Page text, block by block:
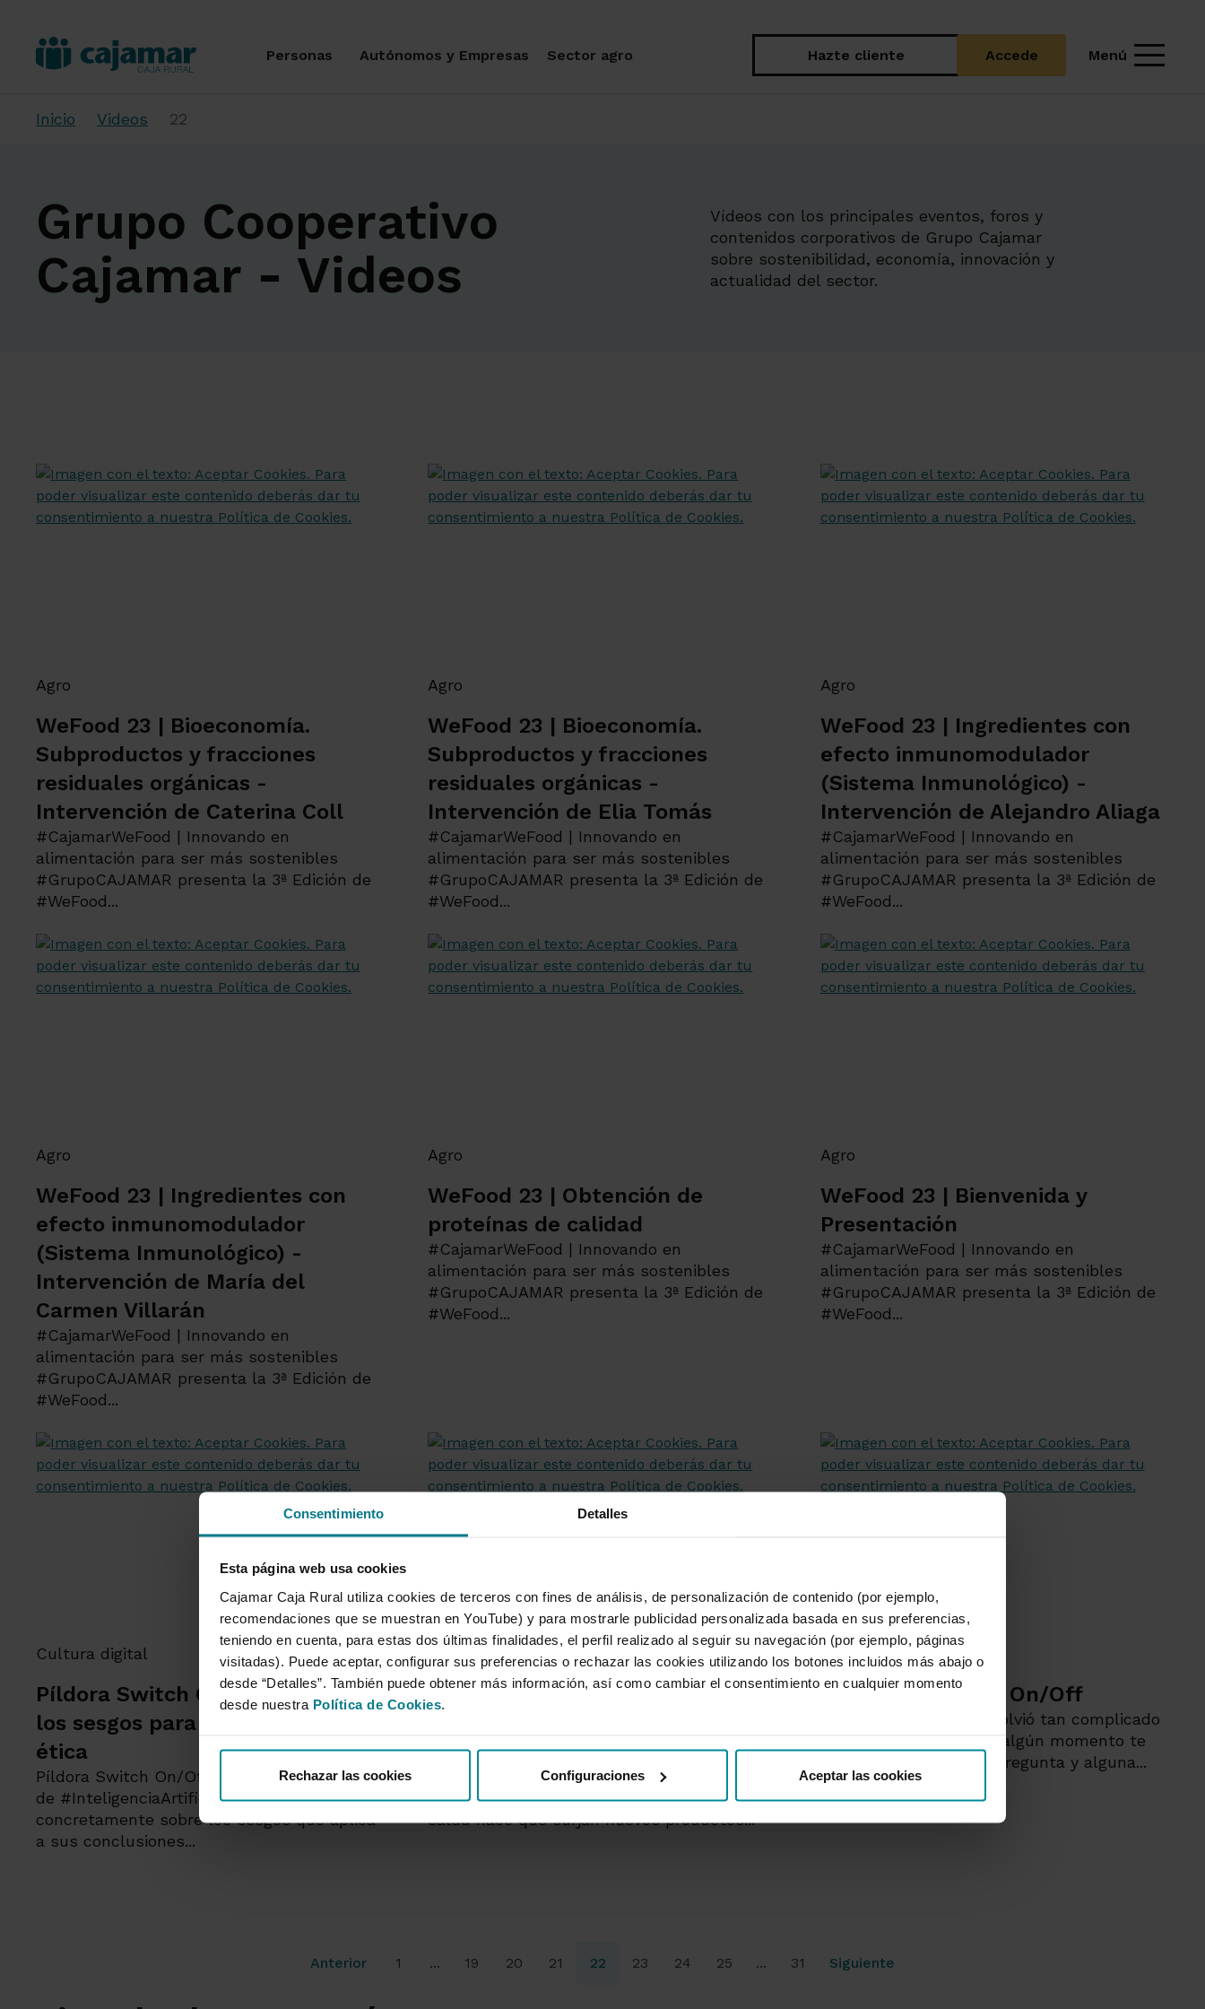
Consentimiento Detalles
Esta página web usa cookies
Cajamar Caja Rural utiliza cookies de terceros con fines de análisis, de personalización de contenido (por ejemplo,
recomendaciones que se muestran en YouTube) y para mostrarle publicidad personalizada basada en sus preferencias,
teniendo en cuenta, para estas dos últimas finalidades, el perfil realizado al seguir su navegación (por ejemplo, páginas
visitadas). Puede aceptar, configurar sus preferencias o rechazar las cookies utilizando los botones incluidos más abajo o
desde “Detalles”. También puede obtener más información, así como cambiar el consentimiento en cualquier momento
desde nuestra Política de Cookies
Rechazar las cookies Configuraciones Aceptar las cookies
Personas Autónomos y Empresas Sector agro Hazte cliente Accede Menú
Inicio Videos 22
Grupo Cooperativo
Cajamar - Videos
Vídeos con los principales eventos, foros y
contenidos corporativos de Grupo Cajamar
sobre sostenibilidad, economía, innovación y
actualidad del sector.
Agro
WeFood 23 | Bioeconomía.
Subproductos y fracciones
residuales orgánicas -
Intervención de Caterina Coll
#CajamarWeFood | Innovando en
alimentación para ser más sostenibles
#GrupoCAJAMAR presenta la 3ª Edición de
#WeFood...
Agro
WeFood 23 | Bioeconomía.
Subproductos y fracciones
residuales orgánicas -
Intervención de Elia Tomás
#CajamarWeFood | Innovando en
alimentación para ser más sostenibles
#GrupoCAJAMAR presenta la 3ª Edición de
#WeFood...
Agro
WeFood 23 | Ingredientes con
efecto inmunomodulador
(Sistema Inmunológico) -
Intervención de Alejandro Aliaga
#CajamarWeFood | Innovando en
alimentación para ser más sostenibles
#GrupoCAJAMAR presenta la 3ª Edición de
#WeFood...
Agro
WeFood 23 | Ingredientes con
efecto inmunomodulador
(Sistema Inmunológico) -
Intervención de María del
Carmen Villarán
#CajamarWeFood | Innovando en
alimentación para ser más sostenibles
#GrupoCAJAMAR presenta la 3ª Edición de
#WeFood...
Agro
WeFood 23 | Obtención de
proteínas de calidad
#CajamarWeFood | Innovando en
alimentación para ser más sostenibles
#GrupoCAJAMAR presenta la 3ª Edición de
#WeFood...
Agro
WeFood 23 | Bienvenida y
Presentación
#CajamarWeFood | Innovando en
alimentación para ser más sostenibles
#GrupoCAJAMAR presenta la 3ª Edición de
#WeFood...
Cultura digital
Píldora Switch On Off | Combatir
los sesgos para lograr una IA
ética
Píldora Switch On/Off en la que hablamos
de #InteligenciaArtificial...más
concretamente sobre los sesgos que aplica
a sus conclusiones...
Cultura digital
Píldora Switch On Off |
medicamento
En esta píldora Switch On/Off analizamos
cómo la innovación aplicada al campo de la
salud hace que surjan nuevos productos...
Cultura digital
Jóven:es | Nutrici On/Off
¿En qué momento se volvió tan complicado
comer? Seguro que en algún momento te
has hecho esa misma pregunta y alguna...
Anterior 1 ... 19 20 21 22 23 24 25 ... 31 Siguiente